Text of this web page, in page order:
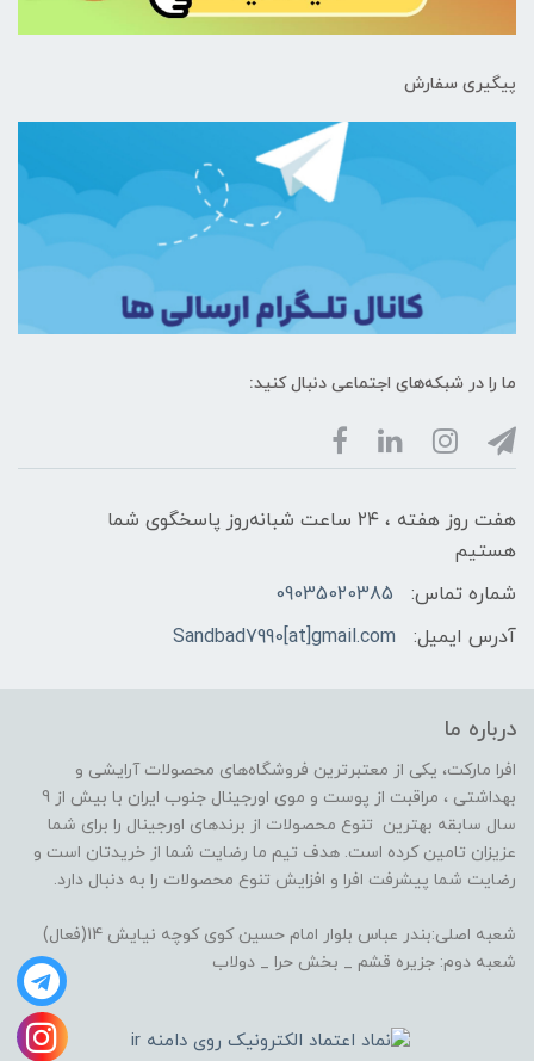
پیگیری سفارش
ما را در شبکه‌های اجتماعی دنبال کنید:
هفت روز هفته ، ۲۴ ساعت شبانه‌روز پاسخگوی شما
هستیم
شماره تماس:
09035020385
آدرس ایمیل:
Sandbad7990[at]gmail.com
درباره ما
افرا مارکت، یکی از معتبرترین فروشگاه‌های محصولات آرایشی و
بهداشتی ، مراقبت از پوست و موی اورجینال جنوب ایران با بیش از 9
سال سابقه بهترین تنوع محصولات از برندهای اورجینال را برای شما
عزیزان تامین کرده است. هدف تیم ما رضایت شما از خریدتان است و
رضایت شما پیشرفت افرا و افزایش تنوع محصولات را به دنبال دارد.
شعبه اصلی:بندر عباس بلوار امام حسین کوی کوچه نیایش 14(فعال)
شعبه دوم: جزیره قشم _ بخش حرا _ دولاب